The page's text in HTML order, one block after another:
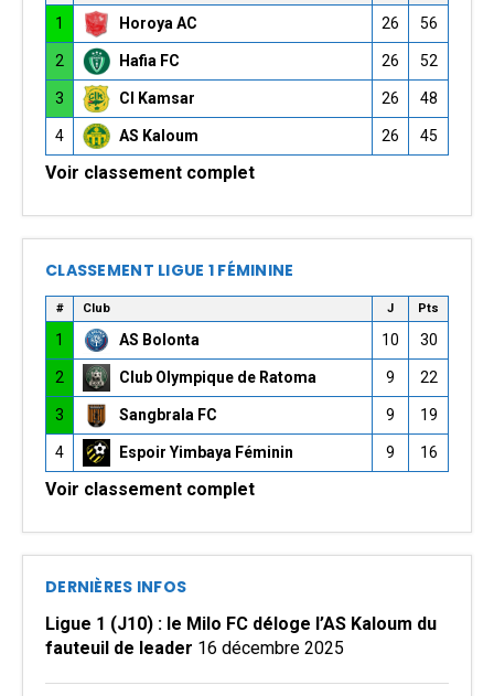
1 Horoya AC 26 56
2 Hafia FC 26 52
3 CI Kamsar 26 48
4 AS Kaloum 26 45
Voir classement complet
CLASSEMENT LIGUE 1 FÉMININE
# Club J Pts
1 AS Bolonta 10 30
2 Club Olympique de Ratoma 9 22
3 Sangbrala FC 9 19
4 Espoir Yimbaya Féminin 9 16
Voir classement complet
DERNIÈRES INFOS
Ligue 1 (J10) : le Milo FC déloge l’AS Kaloum du
fauteuil de leader 16 décembre 2025